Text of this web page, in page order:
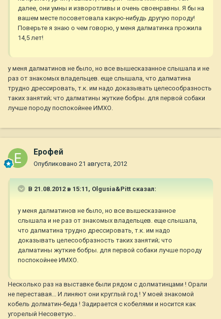
далее, они умны и изворотливы и очень своенравны. Я бы на
вашем месте посоветовала какую-нибудь другую породу!
Поверьте я знаю о чем говорю, у меня далматинка прожила
14,5 лет!
у меня далматинов не было, но все вышесказанное слышала и не
раз от знакомых владельцев. еще слышала, что далматина
трудно дрессировать, т.к. им надо доказывать целесообразность
таких занятий; что далматины жуткие бобры. для первой собаки
лучше породу поспокойнее ИМХО.
Ерофей
Опубликовано 21 августа, 2012
В 21.08.2012 в 15:11, Olgusia&Pitt сказал:
у меня далматинов не было, но все вышесказанное
слышала и не раз от знакомых владельцев. еще слышала,
что далматина трудно дрессировать, т.к. им надо
доказывать целесообразность таких занятий; что
далматины жуткие бобры. для первой собаки лучше породу
поспокойнее ИМХО.
Несколько раз на выставке были рядом с долматинцами ! Орали
не переставая... И линяют они круглый год ! У моей знакомой
кобель долматин-беда ! Задирается с кобелями и носится как
угорелый Несоветую..